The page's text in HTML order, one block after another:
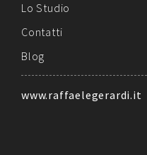
Lo Studio
Contatti
Blog
www.raffaelegerardi.it